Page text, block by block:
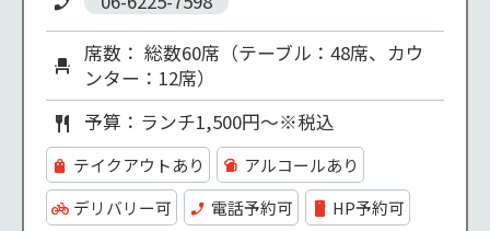
席数： 総数60席（テーブル：48席、カウ
ンター：12席）
予算：ランチ1,500円～※税込
テイクアウトあり
アルコールあり
デリバリー可
電話予約可
HP予約可